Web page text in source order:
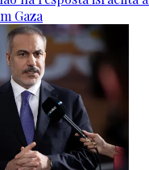
Gaza